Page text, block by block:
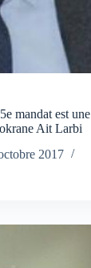
mandat est une
Ait Larbi
2017